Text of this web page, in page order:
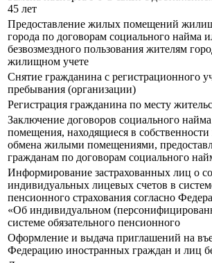
45 лет
Предоставление жилых помещений
города по договорам социального найма
безвозмездного пользования жителям
жилищном учете
Снятие гражданина с регистрационного
пребывания (организации)
Регистрация гражданина по месту
Заключение договоров социального
помещения, находящиеся в
обмена жилыми помещениями,
гражданам по договорам социального
Информирование застрахованных лиц о
индивидуальных лицевых счетов в
пенсионного страхования согласно
«Об индивидуальном
системе обязательного пенсионного
Оформление и выдача приглашений на
Федерацию иностранных граждан и лиц